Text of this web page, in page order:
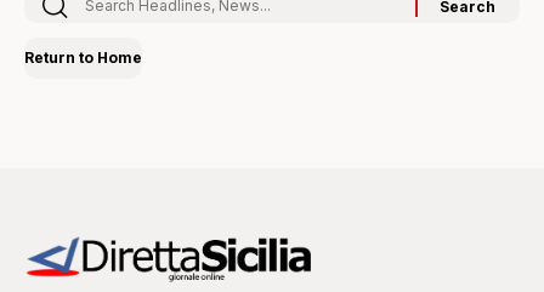
Return to Home